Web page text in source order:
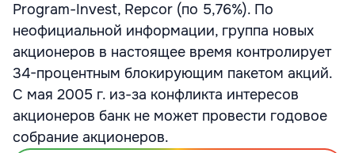
Program-Invest, Repcor (по 5,76%). По
неофициальной информации, группа новых
акционеров в настоящее время контролирует
34-процентным блокирующим пакетом акций.
С мая 2005 г. из-за конфликта интересов
акционеров банк не может провести годовое
собрание акционеров.